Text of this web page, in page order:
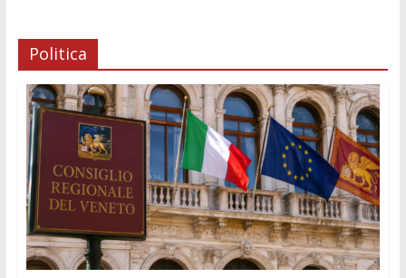
Politica